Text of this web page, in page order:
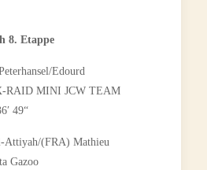
8. Etappe
Edourd
MINI JCW TEAM
Attiyah/(FRA) Mathieu